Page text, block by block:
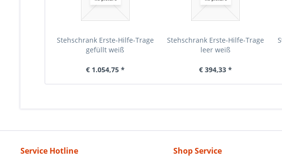
Stehschrank Erste-Hilfe-Trage
gefüllt weiß
€ 1.054,75 *
Stehschrank Erste-Hilfe-Trage
leer weiß
€ 394,33 *
Service Hotline Shop Service